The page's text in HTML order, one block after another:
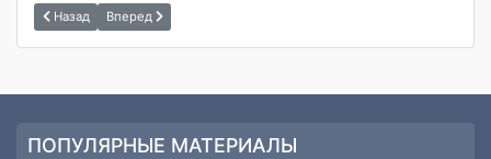
Назад Вперед
ПОПУЛЯРНЫЕ МАТЕРИАЛЫ